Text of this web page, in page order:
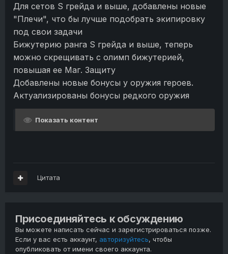
Для сетов S грейда и выше, добавлены новые
"Плечи", что бы лучше подобрать экипировку
под свои задачи
Бижутерию ранга S грейда и выше, теперь
можно скрещивать с олимп бижутерией,
повышая ее Маг. Защиту
Добавлены новые бонусы у оружия героев.
Актуализированы бонусы редкого оружия
Показать контент
Цитата
Присоединяйтесь к обсуждению
Вы можете написать сейчас и зарегистрироваться позже.
Если у вас есть аккаунт, авторизуйтесь, чтобы
опубликовать от имени своего аккаунта.